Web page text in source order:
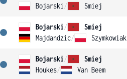
Bojarski / Smiej
Bojarski/
Smiej
Majdandzic/ Szymkowiak
Bojarski/
Smiej
Houkes/ Van Beem